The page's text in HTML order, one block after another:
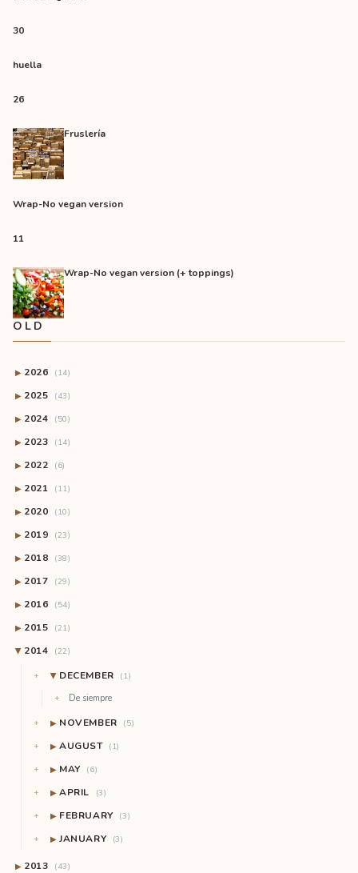
30
huella
26
Fruslería
Wrap-No vegan version
11
Wrap-No vegan version (+ toppings)
OLD
▶ 2026 (14)
▶ 2025 (43)
▶ 2024 (50)
▶ 2023 (14)
▶ 2022 (6)
▶ 2021 (11)
▶ 2020 (10)
▶ 2019 (23)
▶ 2018 (38)
▶ 2017 (29)
▶ 2016 (54)
▶ 2015 (21)
▶ 2014 (22)
▶ DECEMBER (1)
De siempre
▶ NOVEMBER (5)
▶ AUGUST (1)
▶ MAY (6)
▶ APRIL (3)
▶ FEBRUARY (3)
▶ JANUARY (3)
▶ 2013 (43)